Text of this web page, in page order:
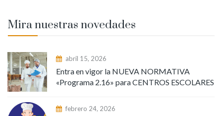
Mira nuestras novedades
abril 15, 2026
Entra en vigor la NUEVA NORMATIVA
«Programa 2.16» para CENTROS ESCOLARES
febrero 24, 2026